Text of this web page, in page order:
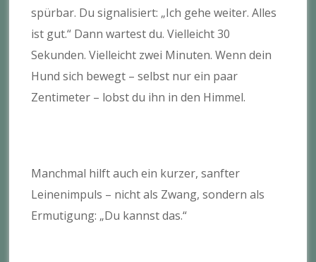
spürbar. Du signalisiert: „Ich gehe weiter. Alles
ist gut.“ Dann wartest du. Vielleicht 30
Sekunden. Vielleicht zwei Minuten. Wenn dein
Hund sich bewegt – selbst nur ein paar
Zentimeter – lobst du ihn in den Himmel.
Manchmal hilft auch ein kurzer, sanfter
Leinenimpuls – nicht als Zwang, sondern als
Ermutigung: „Du kannst das.“